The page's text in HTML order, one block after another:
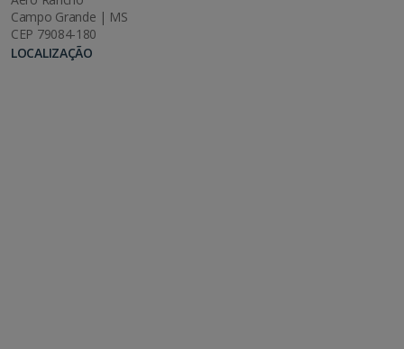
Campo Grande | MS
CEP 79084-180
LOCALIZAÇÃO